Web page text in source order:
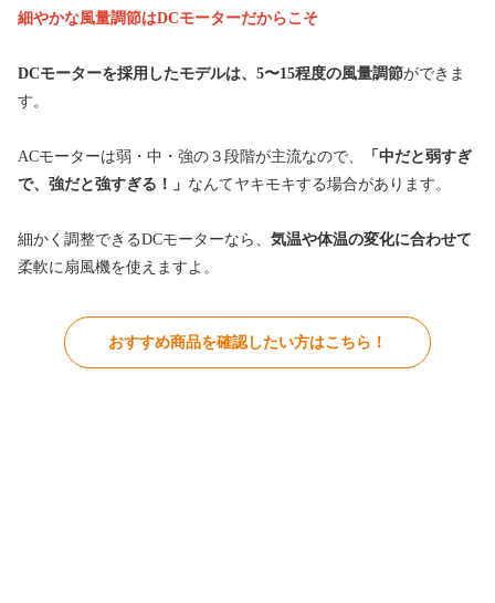
細やかな風量調節はDCモーターだからこそ
DCモーターを採用したモデルは、5〜15程度の風量調節ができま
す。
ACモーターは弱・中・強の３段階が主流なので、
「中だと弱すぎ
で、強だと強すぎる！」 なんてヤキモキする場合があります。
細かく調整できるDCモーターなら、 気温や体温の変化に合わせて
柔軟に扇風機を使えますよ。
おすすめ商品を確認したい方はこちら！